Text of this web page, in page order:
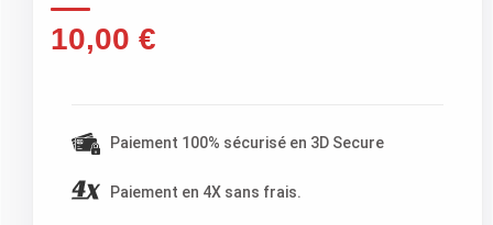
10,00 €
Paiement 100% sécurisé en 3D Secure
Paiement en 4X sans frais.